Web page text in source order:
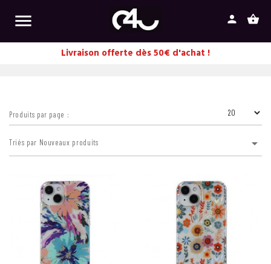
 shopping_basket
person
Livraison offerte dès 50€ d'achat !
Produits par page :
Triés par Nouveaux produits 